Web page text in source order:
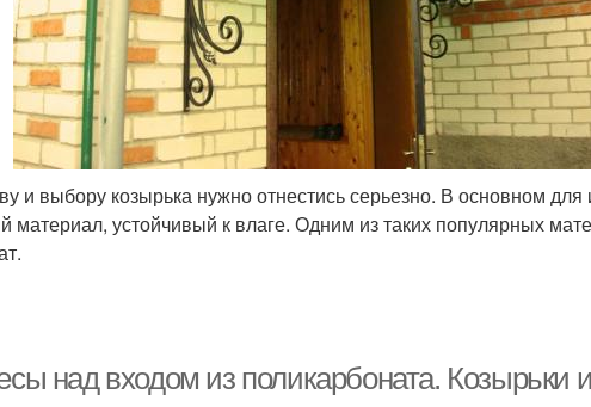
и выбору козырька нужно отнестись серьезно. В основном для
материал, устойчивый к влаге. Одним из таких популярных
над входом из поликарбоната. Козырьки